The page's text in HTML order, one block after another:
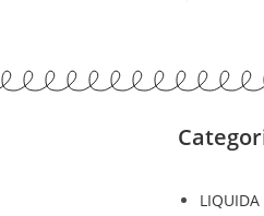
LIQUIDA